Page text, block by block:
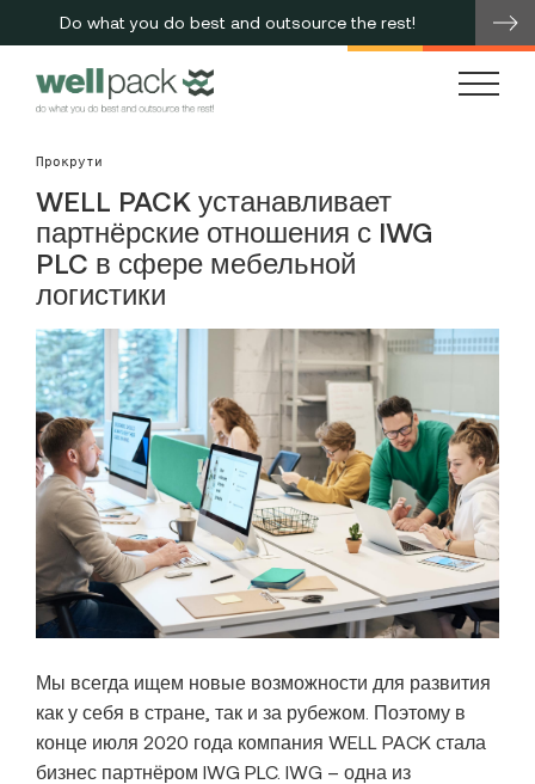
Do what you do best and outsource the rest!
Прокрути
WELL PACK устанавливает
партнёрские отношения с IWG
PLC в сфере мебельной
логистики
Мы всегда ищем новые возможности для развития
как у себя в стране, так и за рубежом. Поэтому в
конце июля 2020 года компания WELL PACK стала
бизнес партнёром IWG PLC. IWG – одна из